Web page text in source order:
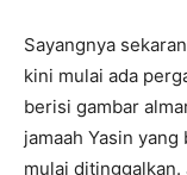
Sayangnya
kini mulai ada
berisi gambar
jamaah Yasin
mulai ditinggalkan.